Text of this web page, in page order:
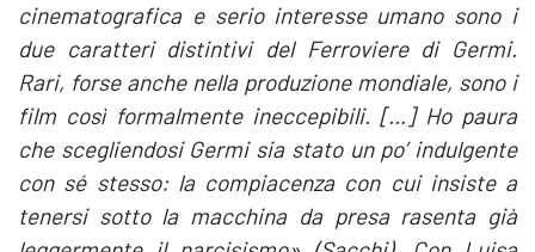
cinematografica e serio interesse umano sono i
due caratteri distintivi del Ferroviere di Germi.
Rari, forse anche nella produzione mondiale, sono i
film così formalmente ineccepibili. […] Ho paura
che scegliendosi Germi sia stato un po’ indulgente
con sé stesso: la compiacenza con cui insiste a
tenersi sotto la macchina da presa rasenta già